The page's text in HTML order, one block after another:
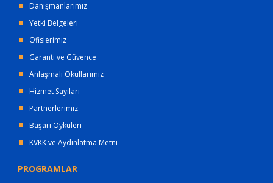
Danışmanlarımız
Yetki Belgeleri
Ofislerimiz
Garanti ve Güvence
Anlaşmalı Okullarımız
Hizmet Sayıları
Partnerlerimiz
Başarı Öyküleri
KVKK ve Aydınlatma Metni
PROGRAMLAR